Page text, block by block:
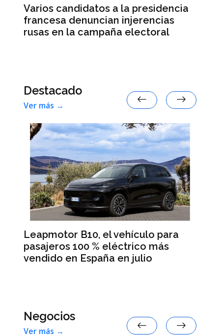
Varios candidatos a la presidencia
francesa denuncian injerencias
rusas en la campaña electoral
Destacado
Ver más →
Leapmotor B10, el vehículo para
pasajeros 100 % eléctrico más
vendido en España en julio
Negocios
Ver más →